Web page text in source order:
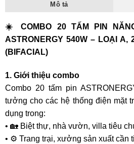
Mô tả
☀️ COMBO 20 TẤM PIN
ASTRONERGY 540W – LOẠI A,
(BIFACIAL)
1. Giới thiệu combo
Combo 20 tấm pin
tưởng cho các hệ thống điện mặt
dụng trong:
• 🏡 Biệt thự, nhà vườn, villa tiêu
• ⚙️ Trang trại, xưởng sản xuất cần